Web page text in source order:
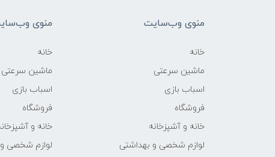
منوی وب‌سایت
خانه
ماشین سرعتی
اسباب بازی
فروشگاه
خانه و آشپزخانه
لوازم شخصی و بهداشتی
منوی
خانه
ماشین سرعتی
اسباب بازی
فروشگاه
خانه و
لوازم شخصی